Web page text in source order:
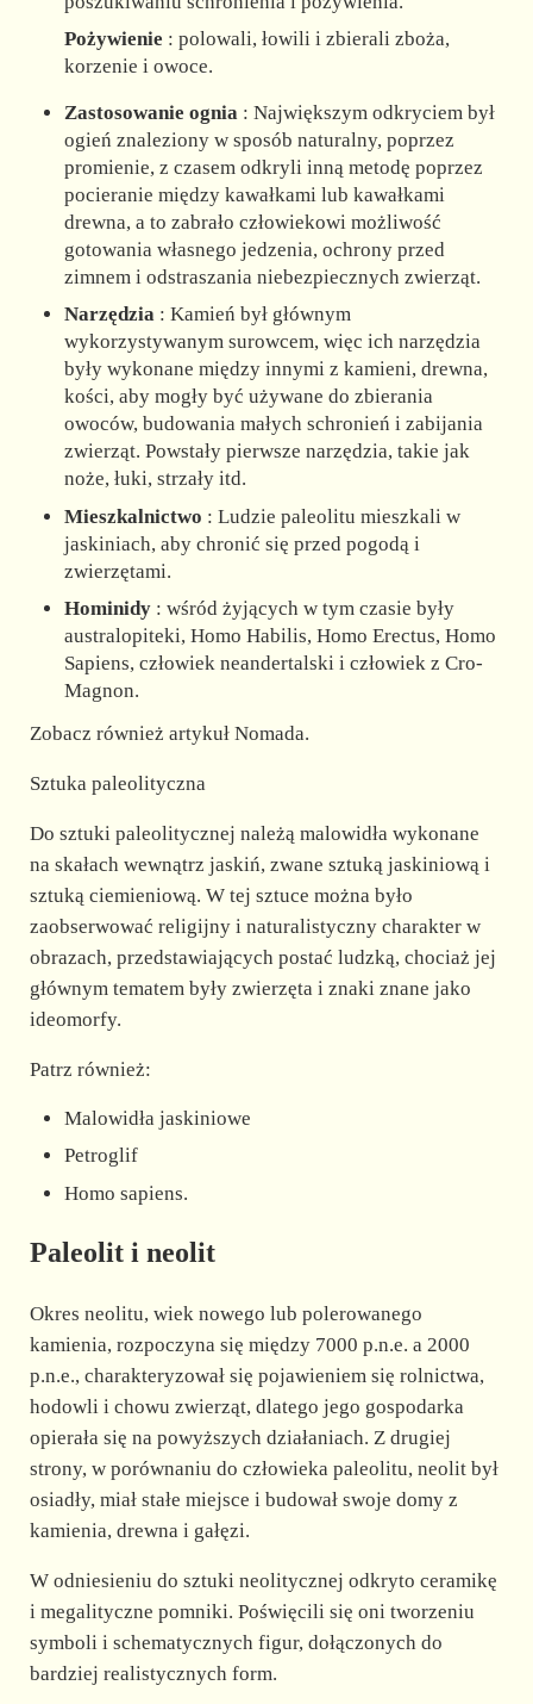
Pożywienie : polowali, łowili i zbierali zboża,
korzenie i owoce.
Zastosowanie ognia : Największym odkryciem był
ogień znaleziony w sposób naturalny, poprzez
promienie, z czasem odkryli inną metodę poprzez
pocieranie między kawałkami lub kawałkami
drewna, a to zabrało człowiekowi możliwość
gotowania własnego jedzenia, ochrony przed
zimnem i odstraszania niebezpiecznych zwierząt.
Narzędzia : Kamień był głównym
wykorzystywanym surowcem, więc ich narzędzia
były wykonane między innymi z kamieni, drewna,
kości, aby mogły być używane do zbierania
owoców, budowania małych schronień i zabijania
zwierząt. Powstały pierwsze narzędzia, takie jak
noże, łuki, strzały itd.
Mieszkalnictwo : Ludzie paleolitu mieszkali w
jaskiniach, aby chronić się przed pogodą i
zwierzętami.
Hominidy : wśród żyjących w tym czasie były
australopiteki, Homo Habilis, Homo Erectus, Homo
Sapiens, człowiek neandertalski i człowiek z Cro-
Magnon.
Zobacz również artykuł Nomada.
Sztuka paleolityczna
Do sztuki paleolitycznej należą malowidła wykonane
na skałach wewnątrz jaskiń, zwane sztuką jaskiniową i
sztuką ciemieniową. W tej sztuce można było
zaobserwować religijny i naturalistyczny charakter w
obrazach, przedstawiających postać ludzką, chociaż jej
głównym tematem były zwierzęta i znaki znane jako
ideomorfy.
Patrz również:
Malowidła jaskiniowe
Petroglif
Homo sapiens.
Paleolit i neolit
Okres neolitu, wiek nowego lub polerowanego
kamienia, rozpoczyna się między 7000 p.n.e. a 2000
p.n.e., charakteryzował się pojawieniem się rolnictwa,
hodowli i chowu zwierząt, dlatego jego gospodarka
opierała się na powyższych działaniach. Z drugiej
strony, w porównaniu do człowieka paleolitu, neolit był
osiadły, miał stałe miejsce i budował swoje domy z
kamienia, drewna i gałęzi.
W odniesieniu do sztuki neolitycznej odkryto ceramikę
i megalityczne pomniki. Poświęcili się oni tworzeniu
symboli i schematycznych figur, dołączonych do
bardziej realistycznych form.